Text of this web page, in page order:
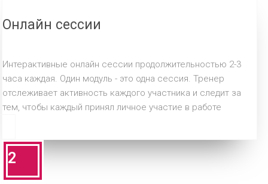
Онлайн сессии
Интерактивные онлайн сессии продолжительностью 2-3
часа каждая. Один модуль - это одна сессия. Тренер
отслеживает активность каждого участника и следит за
тем, чтобы каждый принял личное участие в работе
2